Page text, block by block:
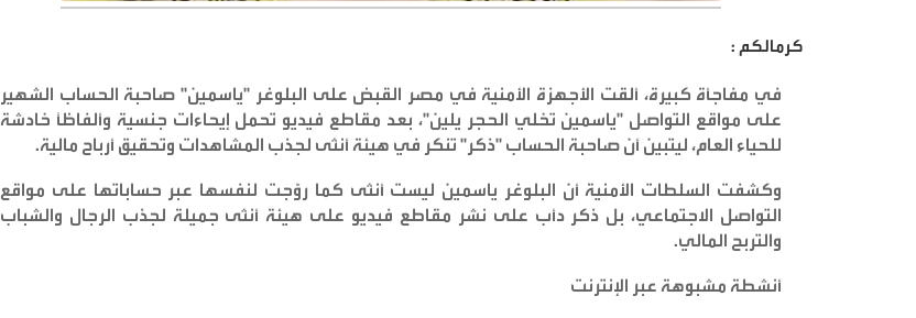
كرمالكم :
في مفاجأة كبيرة، ألقت الأجهزة الأمنية في مصر القبض على البلوغر "ياسمين" صاحبة الحساب الشهير
على مواقع التواصل "ياسمين تخلي الحجر يلين"، بعد مقاطع فيديو تحمل إيحاءات جنسية وألفاظًا خادشة
للحياء العام، ليتبين أن صاحبة الحساب "ذكر" تنكر في هيئة أنثى لجذب المشاهدات وتحقيق أرباح مالية.
وكشفت السلطات الأمنية أن البلوغر ياسمين ليست أنثى كما روّجت لنفسها عبر حساباتها على مواقع
التواصل الاجتماعي، بل ذكر دأب على نشر مقاطع فيديو على هيئة أنثى جميلة لجذب الرجال والشباب
والتربح المالي.
أنشطة مشبوهة عبر الإنترنت